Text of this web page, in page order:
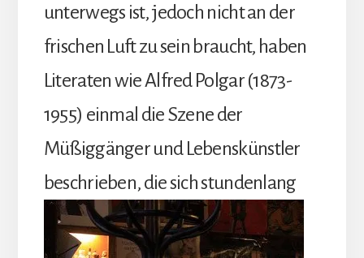
unterwegs ist, jedoch nicht an der
frischen Luft zu sein braucht, haben
Literaten wie Alfred Polgar (1873-
1955) einmal die Szene der
Müßiggänger und Lebenskünstler
beschrieben,die sich stundenlang